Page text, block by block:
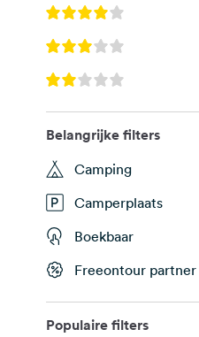
Belangrijke filters
Camping
Camperplaats
Boekbaar
Freeontour partner
Populaire filters